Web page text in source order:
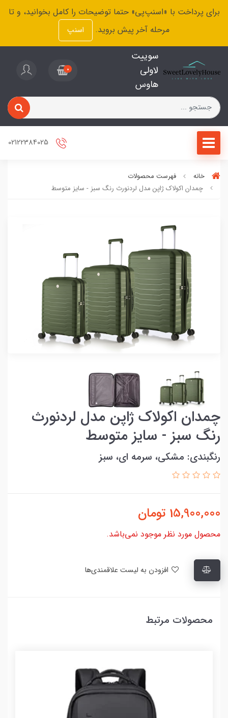
برای پرداخت با «اسنپ‌پی» حتما توضیحات را کامل بخوانید، و تا
مرحله آخر پیش بروید.
اسنپ
سوییت
لاولی
هاوس
0
خانه
فهرست محصولات
چمدان اکولاک ژاپن مدل لردنورث رنگ سبز - سایز متوسط
چمدان اکولاک ژاپن مدل لردنورث
رنگ سبز - سایز متوسط
رنگبندی: مشکی، سرمه ای، سبز
15,900,000 تومان
محصول مورد نظر موجود نمی‌باشد.
محصولات مرتبط